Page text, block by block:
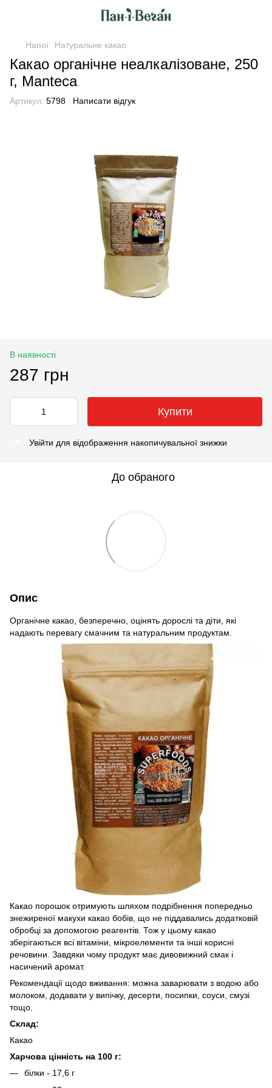
Напої Натуральне какао
Какао органічне неалкалізоване, 250
г, Manteca
Артикул: 5798 Написати відгук
В наявності
287 грн
Купити
Увійти для відображення накопичувальної знижки
До обраного
Опис
Органічне какао, безперечно, оцінять дорослі та діти, які
надають перевагу смачним та натуральним продуктам.
Какао порошок отримують шляхом подрібнення попередньо
знежиреної макухи какао бобів, що не піддавались додатковій
обробці за допомогою реагентів. Тож у цьому какао
зберігаються всі вітаміни, мікроелементи та інші корисні
речовини. Завдяки чому продукт має дивовижний смак і
насичений аромат.
Рекомендації щодо вживання: можна заварювати з водою або
молоком, додавати у випічку, десерти, посипки, соуси, смузі
тощо.
Склад:
Какао
Харчова цінність на 100 г:
білки - 17,6 г